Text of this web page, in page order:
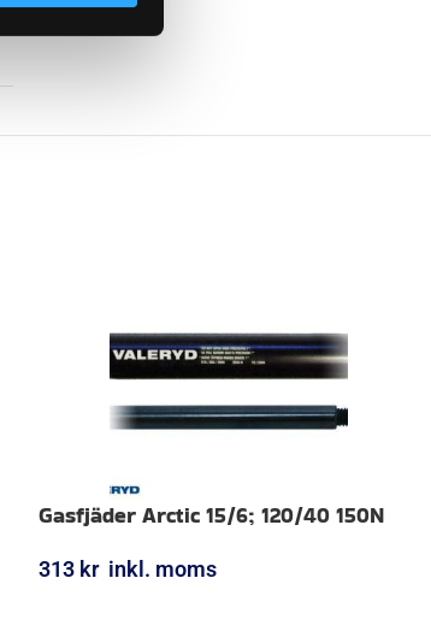
Gasfjäder Arctic 15/6; 120/40 150N
313 kr inkl. moms